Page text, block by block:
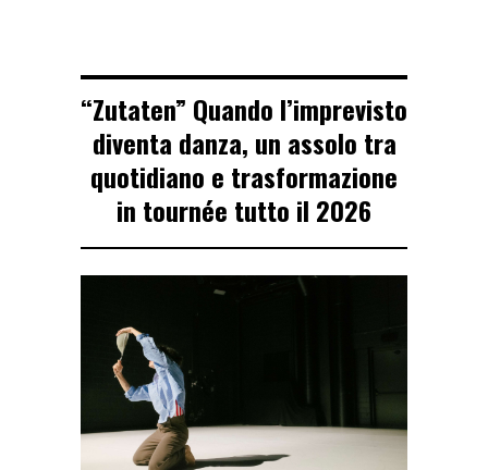
“Zutaten” Quando l’imprevisto
diventa danza, un assolo tra
quotidiano e trasformazione
in tournée tutto il 2026